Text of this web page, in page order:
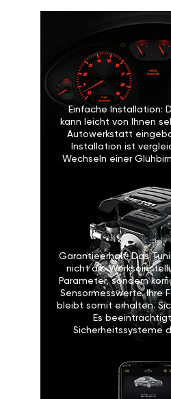
Einfache Installation:
kann leicht von Ihnen
Autowerkstatt
Installation ist
Wechseln einer
Garantieerhalt: Das
nicht die
Parameter, sondern
Sensormesswerte. Ihre
bleibt somit erhalten.
Es
Sicherheitssysteme